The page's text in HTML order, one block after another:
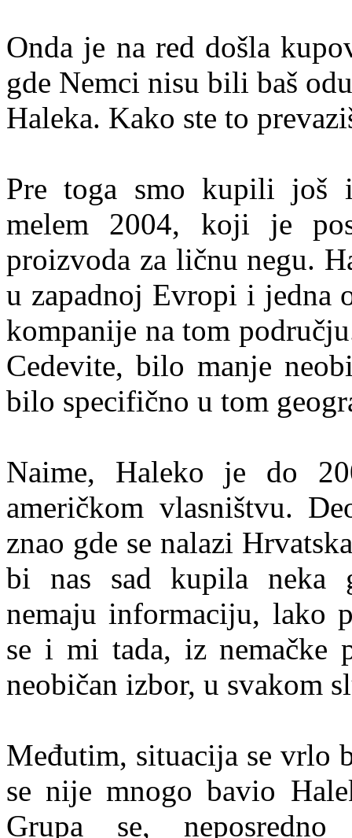
Onda je na red došla
gde Nemci nisu bili baš
Haleka. Kako ste to
Pre toga smo kupili još
melem 2004, koji je
proizvoda za ličnu negu.
u zapadnoj Evropi i jedna
kompanije na tom
Cedevite, bilo manje
bilo specifično u tom
Naime, Haleko je do
američkom vlasništvu.
znao gde se nalazi
bi nas sad kupila neka
nemaju informaciju, lako
se i mi tada, iz nemačke
neobičan izbor, u svakom
Međutim, situacija se vrlo
se nije mnogo bavio
Grupa se,